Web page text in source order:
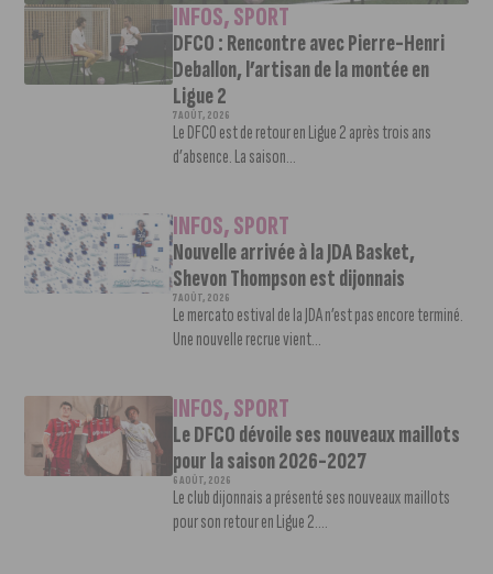
INFOS,SPORT
DFCO : Rencontre avec Pierre-Henri
Deballon, l’artisan de la montée en
Ligue 2
7 AOÛT, 2026
Le DFCO est de retour en Ligue 2 après trois ans
d’absence. La saison...
INFOS,SPORT
Nouvelle arrivée à la JDA Basket,
Shevon Thompson est dijonnais
7 AOÛT, 2026
Le mercato estival de la JDA n’est pas encore terminé.
Une nouvelle recrue vient...
INFOS,SPORT
Le DFCO dévoile ses nouveaux maillots
pour la saison 2026-2027
6 AOÛT, 2026
Le club dijonnais a présenté ses nouveaux maillots
pour son retour en Ligue 2....